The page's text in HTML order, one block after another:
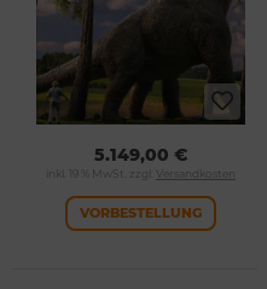
5.149,00 €
inkl. 19 % MwSt. zzgl. Versandkosten
VORBESTELLUNG